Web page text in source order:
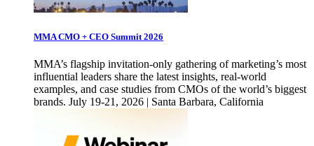
MMA CMO + CEO Summit 2026
MMA’s flagship invitation-only gathering of marketing’s most
influential leaders share the latest insights, real-world
examples, and case studies from CMOs of the world’s biggest
brands. July 19-21, 2026 | Santa Barbara, California